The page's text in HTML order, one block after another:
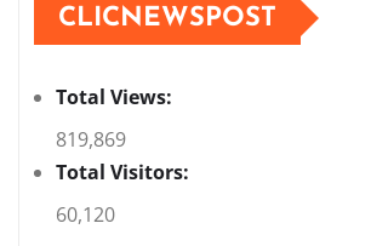
CLICNEWSPOST
Total Views:
819,869
Total Visitors:
60,120